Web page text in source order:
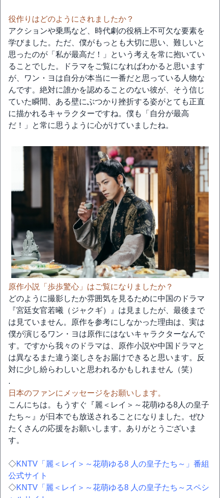
役作りはどのようにされましたか？
アクションや乗馬など、時代劇の役柄上不可欠な要素を
学びました。ただ、僕がもっとも大切に思い、難しいと
思ったのが「私が最高だ！」という考えを常に抱いてい
ることでした。ドラマをご覧になればわかると思います
が、ワン・ヨは自分が本当に一番だと思っている人物な
んです。絶対に誰かを認めることのない彼が、そう信じ
ていた瞬間、ある壁にぶつかり挫折する姿がとても正直
に描かれるキャラクターですね。僕も「自分が最高
だ！」と常に思うように心がけていましたね。
原作小説「歩歩驚心」はご覧になりましたか？
どのように撮影したか雰囲気を見るために中国のドラマ
『宮廷女官若曦（ジャクギ）』は見ましたが、最後まで
は見ていません。原作を参考にしなかった理由は、実は
僕が演じるワン・ヨは原作にはないキャラクターなんで
す。ですから我々のドラマは、原作小説や中国ドラマと
は異なるまた違う楽しさをお届けできると思います。反
対に少し紛らわしいと思われるかもしれません（笑）
.
日本のファンにメッセージをお願いします。
こんにちは。もうすぐ『麗＜レイ＞～花萌ゆる8人の皇子
たち～』が日本でも放送されることになりました。ぜひ
たくさんの応援をお願いします。ありがとうございま
す。
◇KNTV「麗＜レイ＞～花萌ゆる8 人の皇子たち～」番組
公式サイト
◇KNTV「麗＜レイ＞～花萌ゆる8 人の皇子たち～スペシ